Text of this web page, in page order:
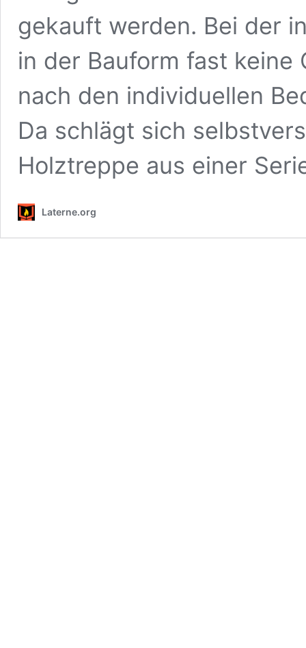
gekauft werden. Bei der
in der Bauform fast keine
nach den individuellen
Da schlägt sich
Holztreppe aus einer
Laterne.org